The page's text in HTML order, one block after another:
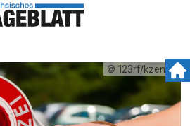
© 123rf/kzenon